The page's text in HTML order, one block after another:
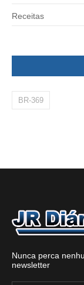
Receitas
BR-369
Nunca perca
newsletter